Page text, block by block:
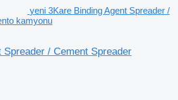
yeni 3Kare Binding Agent Spreader /
kamyonu
Spreader / Cement Spreader